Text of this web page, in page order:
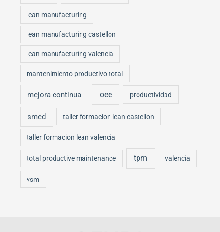
lean manufacturing
lean manufacturing castellon
lean manufacturing valencia
mantenimiento productivo total
mejora continua oee productividad
smed taller formacion lean castellon
taller formacion lean valencia
total productive maintenance tpm valencia
vsm